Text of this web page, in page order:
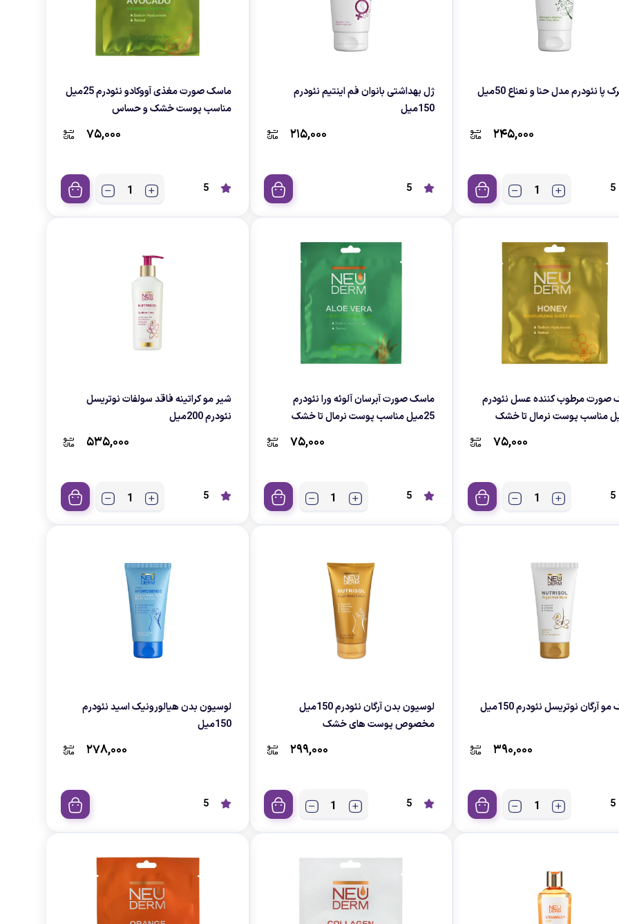
پا نئودرم مدل حنا و نعناع 50میل
۲۴۵,۰۰۰
5
ژل بهداشتی بانوان فم اینتیم نئودرم
150میل
۲۱۵,۰۰۰
5
ماسک صورت مغذی آووکادو نئودرم 25میل
مناسب پوست خشک و حساس
۷۵,۰۰۰
5
صورت مرطوب کننده عسل نئودرم
۷۵,۰۰۰
5
ماسک صورت آبرسان آلوئه ورا نئودرم
25میل مناسب پوست نرمال تا خشک
۷۵,۰۰۰
5
شیر مو کراتینه فاقد سولفات نوتریسل
نئودرم 200میل
۵۳۵,۰۰۰
5
آرگان نوتریسل نئودرم 150میل
۳۹۰,۰۰۰
5
لوسیون بدن آرگان نئودرم 150میل
مخصوص پوست های خشک
۲۹۹,۰۰۰
5
لوسیون بدن هیالورونیک اسید نئودرم
150میل
۲۷۸,۰۰۰
5